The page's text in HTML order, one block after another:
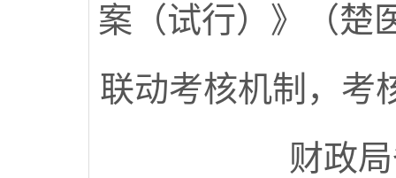
案（试行）》（楚
联动考核机制，考
财政